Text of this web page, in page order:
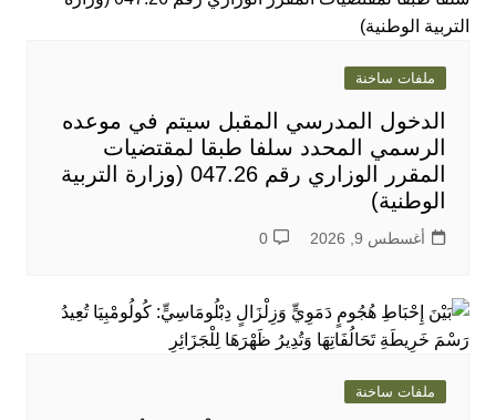
ملفات ساخنة
الدخول المدرسي المقبل سیتم في موعده
الرسمي المحدد سلفا طبقا لمقتضیات
المقرر الوزاري رقم 047.26 (وزارة التربية
الوطنية)
أغسطس 9, 2026 0
ملفات ساخنة